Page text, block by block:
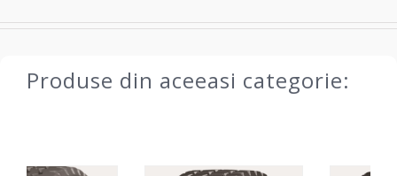
Produse din aceeasi categorie: